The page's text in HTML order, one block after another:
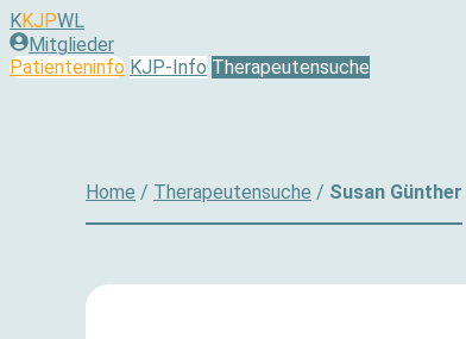
Zum
Inhalt
springen
KKJPWL
Mitglieder
Patienteninfo KJP-Info Therapeutensuche
Home / Therapeutensuche / Susan Günther